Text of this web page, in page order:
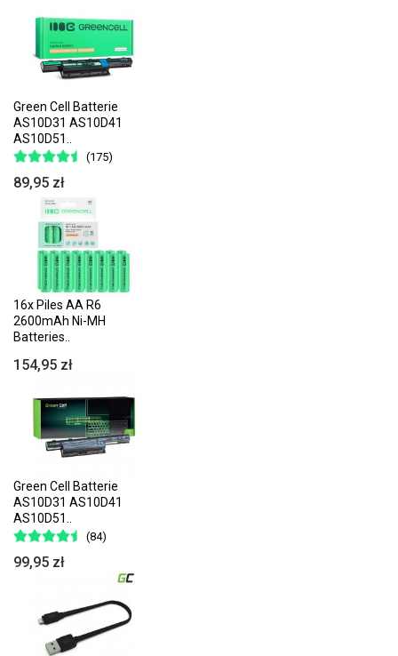
Green Cell Batterie
AS10D31 AS10D41
AS10D51..
(175)
89,95 zł
16x Piles AA R6
2600mAh Ni-MH
Batteries..
154,95 zł
Green Cell Batterie
AS10D31 AS10D41
AS10D51..
(84)
99,95 zł